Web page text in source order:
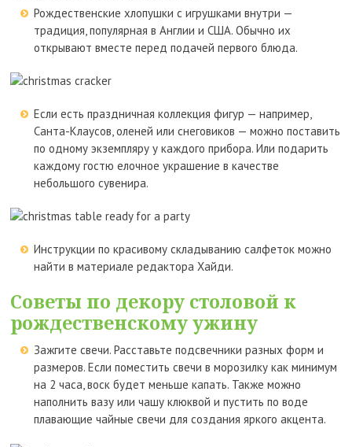
Рождественские хлопушки с игрушками внутри —
традиция, популярная в Англии и США. Обычно их
открывают вместе перед подачей первого блюда.
Если есть праздничная коллекция фигур — например,
Санта-Клаусов, оленей или снеговиков — можно поставить
по одному экземпляру у каждого прибора. Или подарить
каждому гостю елочное украшение в качестве
небольшого сувенира.
Инструкции по красивому складыванию салфеток можно
найти в материале редактора Хайди.
Советы по декору столовой к
рождественскому ужину
Зажгите свечи. Расставьте подсвечники разных форм и
размеров. Если поместить свечи в морозилку как минимум
на 2 часа, воск будет меньше капать. Также можно
наполнить вазу или чашу клюквой и пустить по воде
плавающие чайные свечи для создания яркого акцента.